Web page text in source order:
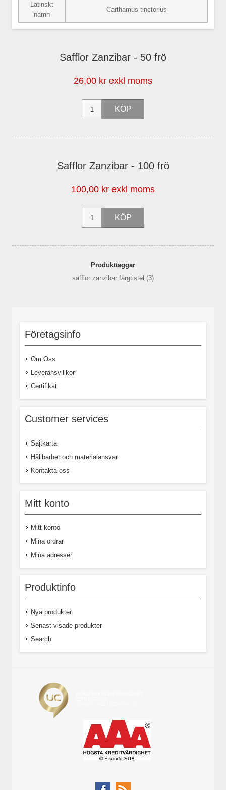
Latinskt
namn
Carthamus tinctorius
Safflor Zanzibar - 50 frö
26,00 kr exkl moms
Safflor Zanzibar - 100 frö
100,00 kr exkl moms
Produkttaggar
safflor zanzibar färgtistel (3)
Företagsinfo
Om Oss
Leveransvillkor
Certifikat
Customer services
Sajtkarta
Hållbarhet och materialansvar
Kontakta oss
Mitt konto
Mitt konto
Mina ordrar
Mina adresser
Produktinfo
Nya produkter
Senast visade produkter
Search